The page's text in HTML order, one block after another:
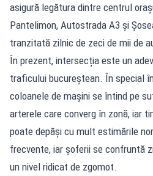
asigură legătura dintre centrul
Pantelimon, Autostrada A3 și
tranzitată zilnic de zeci de mii de
În prezent, intersecția este un
traficului bucureștean. În special
coloanele de mașini se întind pe
arterele care converg în zonă, iar
poate depăși cu mult estimările
frecvente, iar șoferii se confruntă
un nivel ridicat de zgomot.